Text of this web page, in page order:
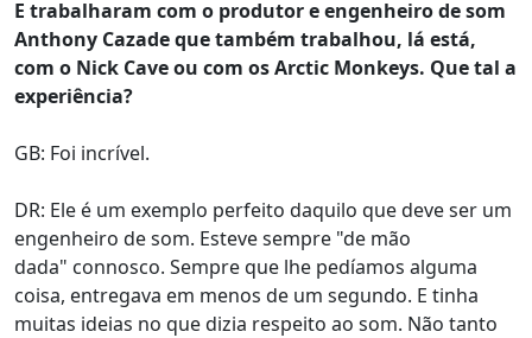
E trabalharam com o produtor e engenheiro de som
Anthony Cazade que também trabalhou, lá está,
com o Nick Cave ou com os Arctic Monkeys. Que tal a
experiência?
GB: Foi incrível.
DR: Ele é um exemplo perfeito daquilo que deve ser um
engenheiro de som. Esteve sempre "de mão
dada" connosco. Sempre que lhe pedíamos alguma
coisa, entregava em menos de um segundo. E tinha
muitas ideias no que dizia respeito ao som. Não tanto